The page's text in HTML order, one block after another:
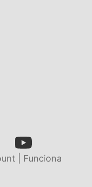
| Funciona